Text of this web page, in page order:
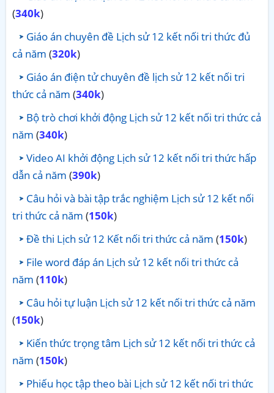
(340k)
Giáo án chuyên đề Lịch sử 12 kết nối tri thức đủ
cả năm (320k)
Giáo án điện tử chuyên đề lịch sử 12 kết nối tri
thức cả năm (340k)
Bộ trò chơi khởi động Lịch sử 12 kết nối tri thức cả
năm (340k)
Video AI khởi động Lịch sử 12 kết nối tri thức hấp
dẫn cả năm (390k)
Câu hỏi và bài tập trắc nghiệm Lịch sử 12 kết nối
tri thức cả năm (150k)
Đề thi Lịch sử 12 Kết nối tri thức cả năm (150k)
File word đáp án Lịch sử 12 kết nối tri thức cả
năm (110k)
Câu hỏi tự luận Lịch sử 12 kết nối tri thức cả năm
(150k)
Kiến thức trọng tâm Lịch sử 12 kết nối tri thức cả
năm (150k)
Phiếu học tập theo bài Lịch sử 12 kết nối tri thức